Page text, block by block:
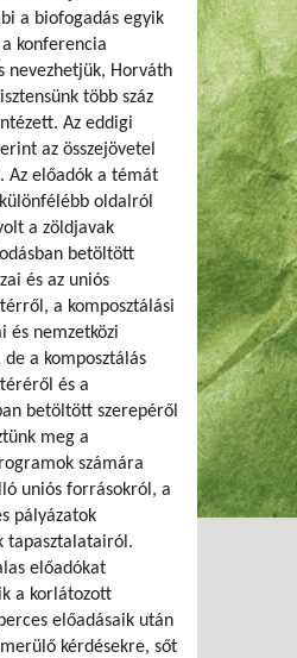
a biofogadás egyik
konferencia
nevezhetjük, Horváth
több száz
Az eddigi
az összejövetel
Az előadók a témát
oldalról
a zöldjavak
betöltött
és az uniós
a komposztálási
és nemzetközi
a komposztálás
és a
betöltött szerepéről
meg a
számára
uniós forrásokról, a
pályázatok
tapasztalatairól.
előadókat
a korlátozott
előadásaik után
kérdésekre, sőt